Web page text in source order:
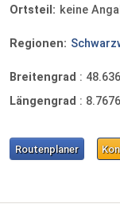
Ortsteil: keine
Regionen:
Breitengrad :
Längengrad :
Routenplaner